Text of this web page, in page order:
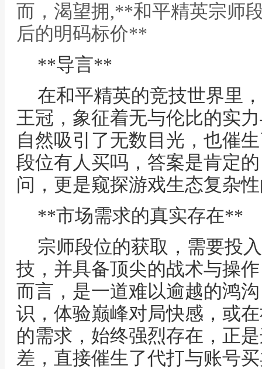
而，渴望拥,**和平精英宗师
后的明码标价**
**导言**
在和平精英的竞技世界里
王冠，象征着无与伦比的实
自然吸引了无数目光，也催
段位有人买吗，答案是肯定
问，更是窥探游戏生态复杂
**市场需求的真实存在**
宗师段位的获取，需要投
技，并具备顶尖的战术与操
而言，是一道难以逾越的鸿
识，体验巅峰对局快感，或
的需求，始终强烈存在，正
差，直接催生了代打与账号